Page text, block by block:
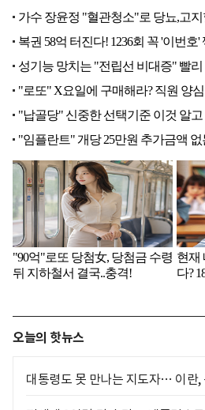
오늘의 핫뉴스
대통령도 못 만나는 지도자… 이란,